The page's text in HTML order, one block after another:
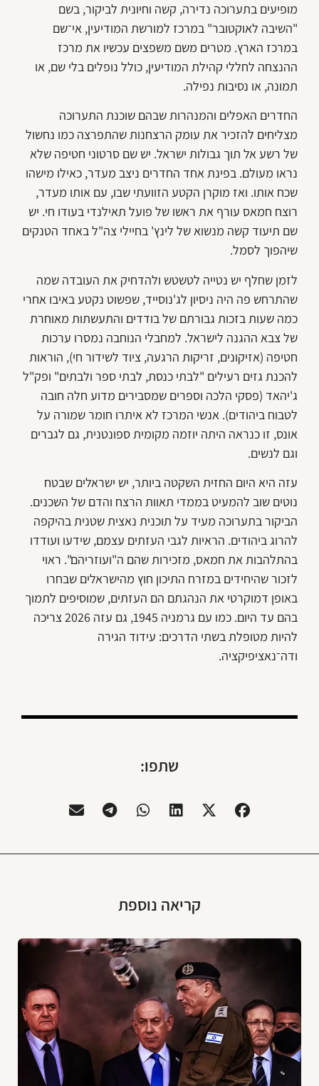
מופיעים בתערוכה נדירה, קשה וחיונית לביקור, בשם
"השיבה לאוקטובר" במרכז למורשת המודיעין, אי־שם
במרכז הארץ. מטרים משם משפצים עכשיו את מרכז
ההנצחה לחללי קהילת המודיעין, כולל נופלים בלי שם, או
תמונה, או נסיבות נפילה.
החדרים האפלים והמנהרות שבהם שוכנת התערוכה
מצליחים להזכיר את עומק הרצחנות שהתפרצה כמו נחשול
של רשע אל תוך גבולות ישראל. יש שם סרטוני חטיפה שלא
נראו מעולם. בפינת אחד החדרים ניצב מעדר, כאילו מישהו
שכח אותו. ואז מוקרן הקטע הזוועתי שבו, עם אותו מעדר,
רוצח חמאס עורף את ראשו של פועל תאילנדי בעודו חי. יש
שם תיעוד קשה מנשוא של לינץ' בחיילי צה"ל באחד הטנקים
שיהפוך לסמל.
לזמן שחלף יש נטייה לטשטש ולהדחיק את העובדה שמה
שהתרחש פה היה ניסיון לג'נוסייד, שפשוט נקטע באיבו אחרי
כמה שעות בזכות גבורתם של בודדים והתעשתות מאוחרת
של צבא ההגנה לישראל. למחבלי הנוחבה נמסרו ערכות
חטיפה (אזיקונים, זריקות הרגעה, ציוד לשידור חי), הוראות
להכנת גזים רעילים "לבתי כנסת, לבתי ספר ולבתים" ופק"ל
ג'יהאד (פסקי הלכה וספרים שמסבירים מדוע חלה חובה
לטבוח ביהודים). אנשי המרכז לא איתרו חומר שמורה על
אונס, זו כנראה היתה יוזמה מקומית ספונטנית, גם לגברים
וגם לנשים.
עזה היא היום החזית השקטה ביותר, יש ישראלים שבטח
נוטים שוב להמעיט בממדי תאוות הרצח והדם של השכנים.
הביקור בתערוכה מעיד על תוכנית נאצית שטנית בהיקפה
להרוג ביהודים. הראיות לגבי העזתים עצמם, שידעו ועודדו
בהתלהבות את חמאס, מזכירות שהם ה"ועוזריהם". ראוי
לזכור שהיחידים במזרח התיכון חוץ מהישראלים שבחרו
באופן דמוקרטי את הנהגתם הם העזתים, שמוסיפים לתמוך
בהם עד היום. כמו עם גרמניה 1945, גם עזה 2026 צריכה
להיות מטופלת בשתי הדרכים: עידוד הגירה
ודה־נאציפיקציה.
שתפו:
קריאה נוספת